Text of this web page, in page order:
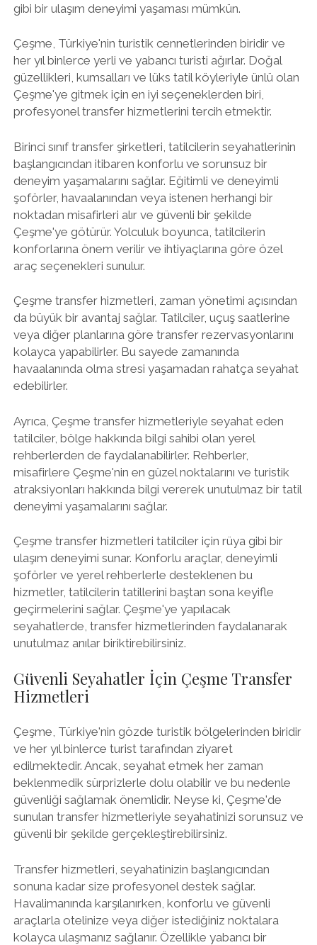
gibi bir ulaşım deneyimi yaşaması mümkün.
Çeşme, Türkiye'nin turistik cennetlerinden biridir ve
her yıl binlerce yerli ve yabancı turisti ağırlar. Doğal
güzellikleri, kumsalları ve lüks tatil köyleriyle ünlü olan
Çeşme'ye gitmek için en iyi seçeneklerden biri,
profesyonel transfer hizmetlerini tercih etmektir.
Birinci sınıf transfer şirketleri, tatilcilerin seyahatlerinin
başlangıcından itibaren konforlu ve sorunsuz bir
deneyim yaşamalarını sağlar. Eğitimli ve deneyimli
şoförler, havaalanından veya istenen herhangi bir
noktadan misafirleri alır ve güvenli bir şekilde
Çeşme'ye götürür. Yolculuk boyunca, tatilcilerin
konforlarına önem verilir ve ihtiyaçlarına göre özel
araç seçenekleri sunulur.
Çeşme transfer hizmetleri, zaman yönetimi açısından
da büyük bir avantaj sağlar. Tatilciler, uçuş saatlerine
veya diğer planlarına göre transfer rezervasyonlarını
kolayca yapabilirler. Bu sayede zamanında
havaalanında olma stresi yaşamadan rahatça seyahat
edebilirler.
Ayrıca, Çeşme transfer hizmetleriyle seyahat eden
tatilciler, bölge hakkında bilgi sahibi olan yerel
rehberlerden de faydalanabilirler. Rehberler,
misafirlere Çeşme'nin en güzel noktalarını ve turistik
atraksiyonları hakkında bilgi vererek unutulmaz bir tatil
deneyimi yaşamalarını sağlar.
Çeşme transfer hizmetleri tatilciler için rüya gibi bir
ulaşım deneyimi sunar. Konforlu araçlar, deneyimli
şoförler ve yerel rehberlerle desteklenen bu
hizmetler, tatilcilerin tatillerini baştan sona keyifle
geçirmelerini sağlar. Çeşme'ye yapılacak
seyahatlerde, transfer hizmetlerinden faydalanarak
unutulmaz anılar biriktirebilirsiniz.
Güvenli Seyahatler İçin Çeşme Transfer
Hizmetleri
Çeşme, Türkiye'nin gözde turistik bölgelerinden biridir
ve her yıl binlerce turist tarafından ziyaret
edilmektedir. Ancak, seyahat etmek her zaman
beklenmedik sürprizlerle dolu olabilir ve bu nedenle
güvenliği sağlamak önemlidir. Neyse ki, Çeşme'de
sunulan transfer hizmetleriyle seyahatinizi sorunsuz ve
güvenli bir şekilde gerçekleştirebilirsiniz.
Transfer hizmetleri, seyahatinizin başlangıcından
sonuna kadar size profesyonel destek sağlar.
Havalimanında karşılanırken, konforlu ve güvenli
araçlarla otelinize veya diğer istediğiniz noktalara
kolayca ulaşmanız sağlanır. Özellikle yabancı bir